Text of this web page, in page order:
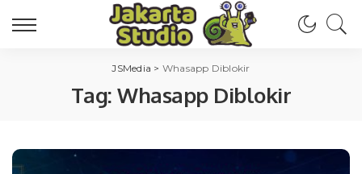
JSMedia > Whasapp Diblokir
Tag:Whasapp Diblokir